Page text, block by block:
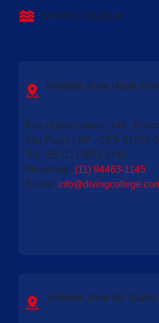
DIVING COLLEGE
Unidade Zona Oeste
Rua Urbanizadora, 140 -
São Paulo | SP - CEP 01252-
Tel: +55 (11) 3863-2142
WhatsApp: (11) 94463-1145
E-mail :
Unidade Zona Sul (Santo